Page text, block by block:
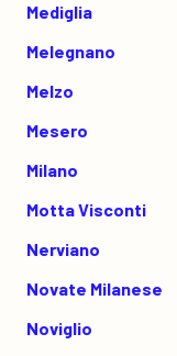
Mediglia
Melegnano
Melzo
Mesero
Milano
Motta Visconti
Nerviano
Novate Milanese
Noviglio